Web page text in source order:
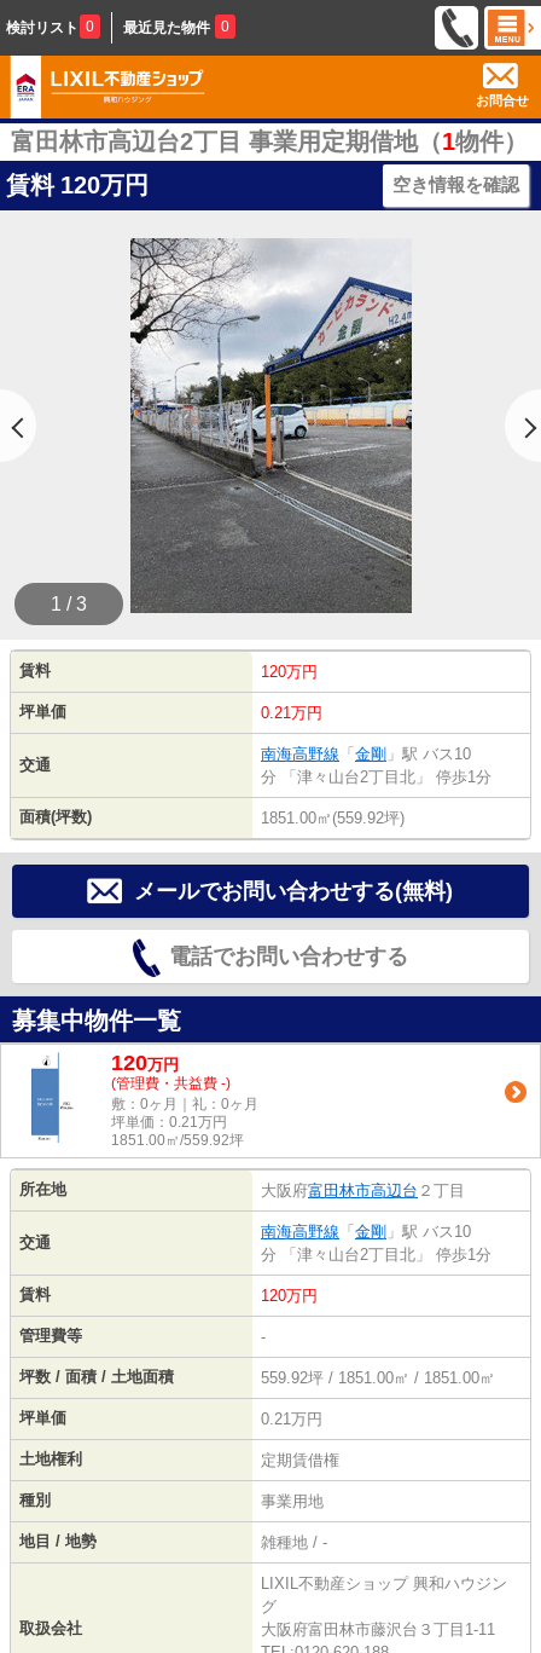
検討リスト 0 最近見た物件 0
お問合せ
富田林市高辺台2丁目 事業用定期借地（1物件）
賃料 120万円 空き情報を確認
1 / 3
賃料 120万円
坪単価 0.21万円
交通
南海高野線 「 金剛 」駅 バス10
分 「津々山台2丁目北」 停歩1分
面積(坪数) 1851.00㎡(559.92坪)
メールでお問い合わせする(無料)
電話でお問い合わせする
募集中物件一覧
120万円
(管理費・共益費 -)
敷：0ヶ月｜礼：0ヶ月
坪単価： 0.21万円
1851.00㎡/559.92坪
所在地 大阪府富田林市高辺台 ２丁目
交通
南海高野線 「 金剛 」駅 バス10
分 「津々山台2丁目北」 停歩1分
賃料 120万円
管理費等 -
坪数 / 面積 / 土地面積 559.92坪 / 1851.00㎡ / 1851.00㎡
坪単価 0.21万円
土地権利 定期賃借権
種別 事業用地
地目 / 地勢 雑種地 / -
取扱会社
LIXIL不動産ショップ 興和ハウジン
グ
大阪府富田林市藤沢台３丁目1-11